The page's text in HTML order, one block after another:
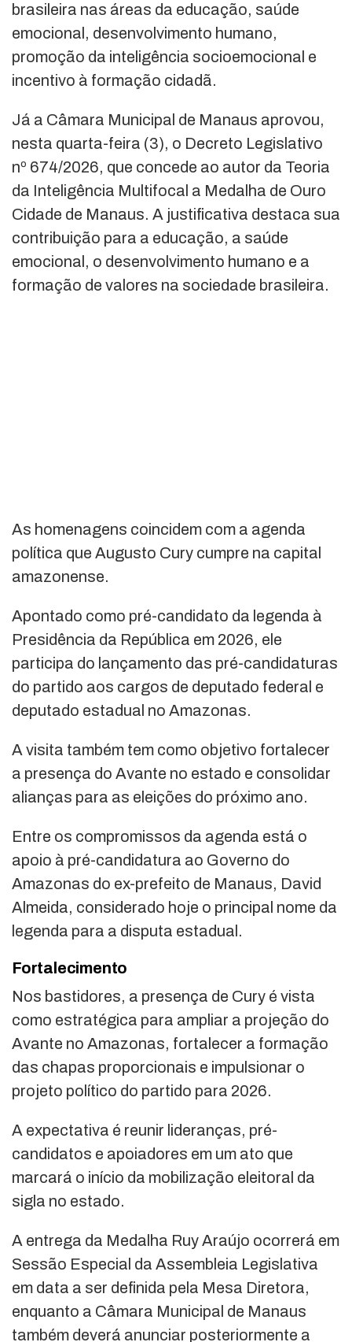
brasileira nas áreas da educação, saúde
emocional, desenvolvimento humano,
promoção da inteligência socioemocional e
incentivo à formação cidadã.
Já a Câmara Municipal de Manaus aprovou,
nesta quarta-feira (3), o Decreto Legislativo
nº 674/2026, que concede ao autor da Teoria
da Inteligência Multifocal a Medalha de Ouro
Cidade de Manaus. A justificativa destaca sua
contribuição para a educação, a saúde
emocional, o desenvolvimento humano e a
formação de valores na sociedade brasileira.
As homenagens coincidem com a agenda
política que Augusto Cury cumpre na capital
amazonense.
Apontado como pré-candidato da legenda à
Presidência da República em 2026, ele
participa do lançamento das pré-candidaturas
do partido aos cargos de deputado federal e
deputado estadual no Amazonas.
A visita também tem como objetivo fortalecer
a presença do Avante no estado e consolidar
alianças para as eleições do próximo ano.
Entre os compromissos da agenda está o
apoio à pré-candidatura ao Governo do
Amazonas do ex-prefeito de Manaus, David
Almeida, considerado hoje o principal nome da
legenda para a disputa estadual.
Fortalecimento
Nos bastidores, a presença de Cury é vista
como estratégica para ampliar a projeção do
Avante no Amazonas, fortalecer a formação
das chapas proporcionais e impulsionar o
projeto político do partido para 2026.
A expectativa é reunir lideranças, pré-
candidatos e apoiadores em um ato que
marcará o início da mobilização eleitoral da
sigla no estado.
A entrega da Medalha Ruy Araújo ocorrerá em
Sessão Especial da Assembleia Legislativa
em data a ser definida pela Mesa Diretora,
enquanto a Câmara Municipal de Manaus
também deverá anunciar posteriormente a